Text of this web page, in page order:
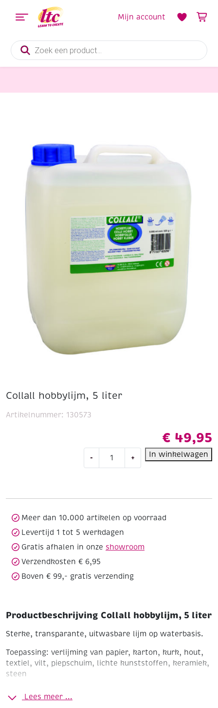
Producten
zoeken
Mijn account
Collall hobbylijm, 5 liter
€ 49,95
-
hobbylijm,
+ In winkelwagen
Artikelnummer: 130573
Meer dan 10.000 artikelen op voorraad
Levertijd 1 tot 5 werkdagen
Gratis afhalen in onze showroom
Verzendkosten € 6,95
Boven € 99,- gratis verzending
Productbeschrijving Collall hobbylijm, 5 liter
Sterke, transparante, uitwasbare lijm op waterbasis.
Toepassing: verlijming van papier, karton, kurk, hout,
textiel, vilt, piepschuim, lichte kunststoffen, keramiek,
steen
Geschikt voor:
bitterstof.
Lees meer ...